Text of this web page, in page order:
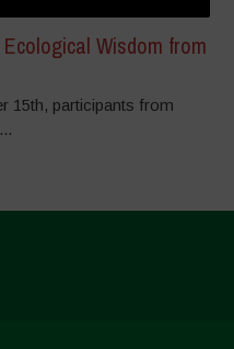
Wisdom from
15th, participants from